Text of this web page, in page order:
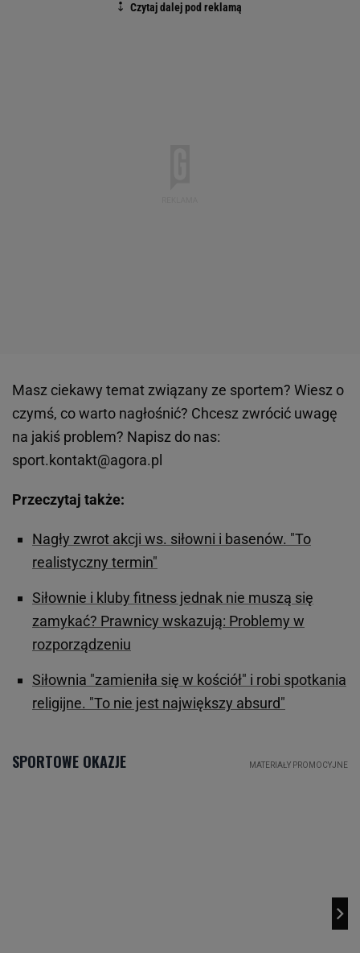
Masz ciekawy temat związany ze sportem? Wiesz o
czymś, co warto nagłośnić? Chcesz zwrócić uwagę
na jakiś problem? Napisz do nas:
sport.kontakt@agora.pl
Przeczytaj także:
Nagły zwrot akcji ws. siłowni i basenów. "To
realistyczny termin"
Siłownie i kluby fitness jednak nie muszą się
zamykać? Prawnicy wskazują: Problemy w
rozporządzeniu
Siłownia "zamieniła się w kościół" i robi spotkania
religijne. "To nie jest największy absurd"